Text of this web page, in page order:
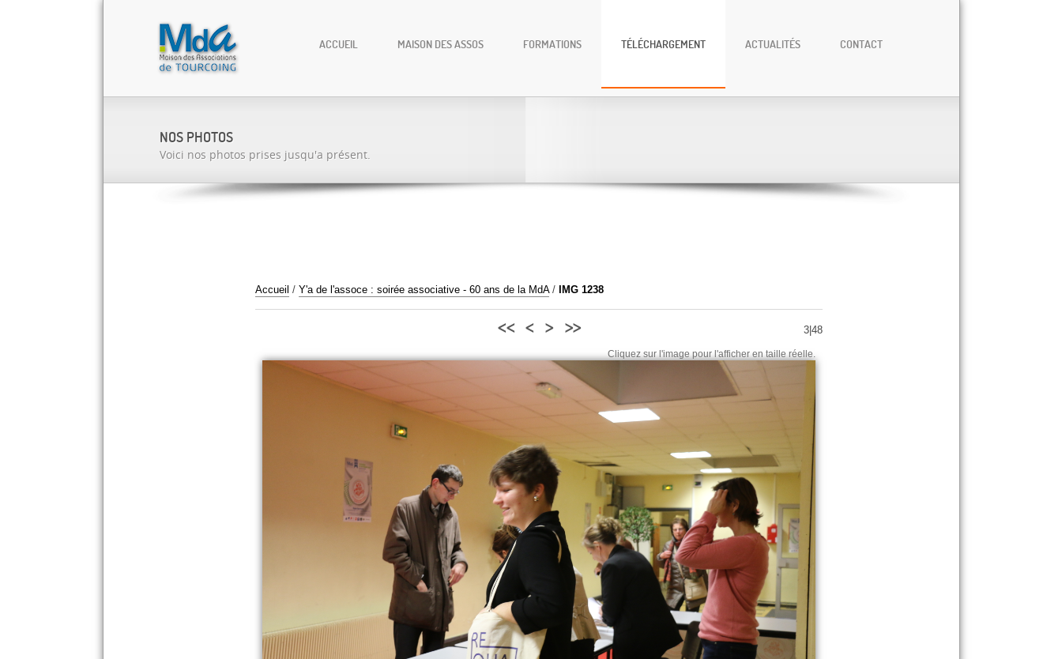
ACCUEIL MAISON DES ASSOS FORMATIONS TÉLÉCHARGEMENT ACTUALITÉS CONTACT
NOS PHOTOS
Voici nos photos prises jusqu'a présent.
Accueil / Y'a de l'assoce : soirée associative - 60 ans de la MdA/ IMG 1238
3|48
<< < > >>
Cliquez sur l'image pour l'afficher en taille réelle.